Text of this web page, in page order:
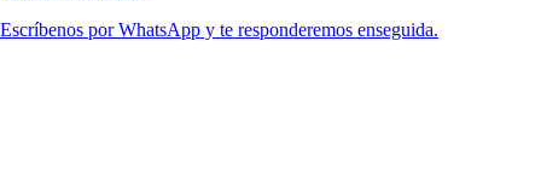
Escríbenos por WhatsApp y te responderemos enseguida.